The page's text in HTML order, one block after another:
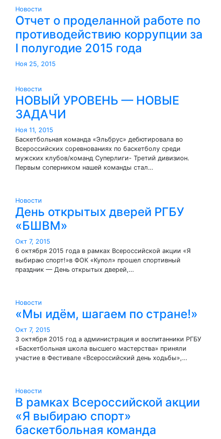
Новости
Отчет о проделанной работе по
противодействию коррупции за
I полугодие 2015 года
Ноя 25, 2015
Новости
НОВЫЙ УРОВЕНЬ — НОВЫЕ
ЗАДАЧИ
Ноя 11, 2015
Баскетбольная команда «Эльбрус» дебютировала во
Всероссийских соревнованиях по баскетболу среди
мужских клубов/команд Суперлиги- Третий дивизион.
Первым соперником нашей команды стал…
Новости
День открытых дверей РГБУ
«БШВМ»
Окт 7, 2015
6 октября 2015 года в рамках Всероссийской акции «Я
выбираю спорт!»в ФОК «Купол» прошел спортивный
праздник — День открытых дверей,…
Новости
«Мы идём, шагаем по стране!»
Окт 7, 2015
3 октября 2015 год а администрация и воспитанники РГБУ
«Баскетбольная школа высшего мастерства» приняли
участие в Фестивале «Всероссийский день ходьбы»,…
Новости
В рамках Всероссийской акции
«Я выбираю спорт»
баскетбольная команда